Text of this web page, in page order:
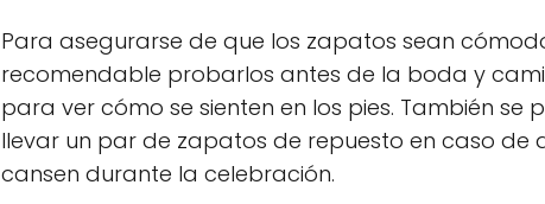
Para asegurarse de que los zapatos sean
recomendable probarlos antes de la boda y
para ver cómo se sienten en los pies. También se
llevar un par de zapatos de repuesto en caso de
cansen durante la celebración.